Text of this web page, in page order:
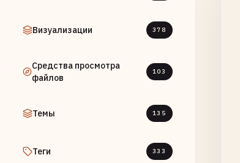
Визуализации 378
Средства просмотра
файлов
103
Темы 135
Теги 333